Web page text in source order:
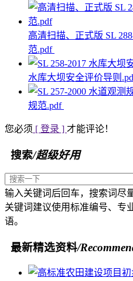
高清扫描、正式版 SL
范.pdf
水库大坝安全评价导则
规范.pdf
您必须 [ 登录 ] 才能评论！
搜索/超级好用
输入关键词后回车，搜索词尽
关键词建议使用标准编号、专
语。
最新精选资料/